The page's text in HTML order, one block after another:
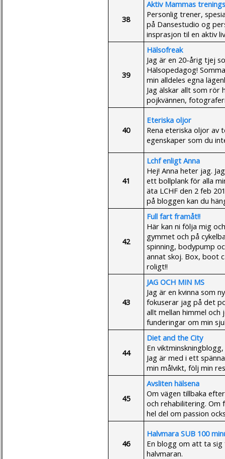
38
Aktiv Mammas
Personlig trener,
på Dansestudio og
insprasjon til en aktiv
39
Hälsofreak
Jag är en 20-årig tjej
Hälsopedagog!
min alldeles egna
Jag älskar allt som rör
pojkvännen,
40
Eteriska oljor
Rena eteriska oljor av
egenskaper som du
41
Lchf enligt Anna
Hej! Anna heter jag.
ett bollplank för alla
äta LCHF den 2 feb
på bloggen kan du
42
Full fart framåt!!
Här kan ni följa mig
gymmet och på
spinning, bodypump
annat skoj. Box, boot
roligt!!
43
JAG OCH MIN MS
Jag är en kvinna som
fokuserar jag på det
allt mellan himmel
funderingar om min
44
Diet and the City
En
Jag är med i ett
min målvikt, följ min
45
Avsliten hälsena
Om vägen tillbaka
och rehabilitering. Om
hel del om passion
46
Halvmara SUB 100
En blogg om att ta
halvmaran.